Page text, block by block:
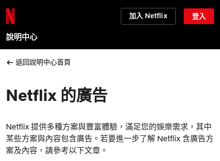
加入 Netflix 登入
說明中心
返回說明中心首頁
Netflix 的廣告
Netflix 提供多種方案與豐富體驗，滿足您的娛樂需求，其中
某些方案與內容包含廣告。若要進一步了解 Netflix 含廣告方
案及內容，請參考以下文章。